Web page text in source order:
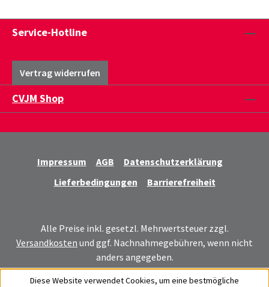
Service-Hotline
Vertrag widerrufen
CVJM Shop
Impressum AGB
Datenschutzerklärung
Lieferbedingungen
Barrierefreiheit
Alle Preise inkl. gesetzl. Mehrwertsteuer zzgl.
Versandkosten und ggf. Nachnahmegebühren, wenn nicht
anders angegeben.
Diese Website verwendet Cookies, um eine bestmögliche